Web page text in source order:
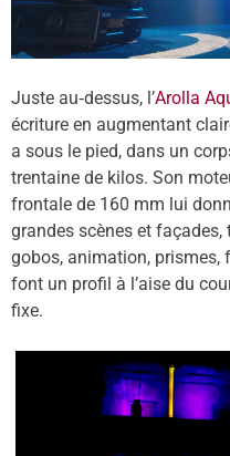
Juste au‑dessus, l’Arolla
écriture en augmentant
a sous le pied, dans un
trentaine de kilos. Son
frontale de 160 mm lui
grandes scènes et façades,
gobos, animation, prismes,
font un profil à l’aise du
fixe.